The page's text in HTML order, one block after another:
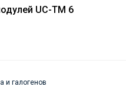
UC-TM 6
и галогенов